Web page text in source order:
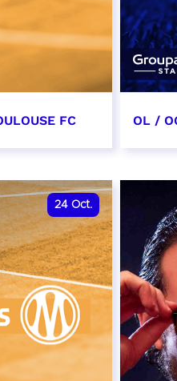
FC OL /
date
24 Oct.